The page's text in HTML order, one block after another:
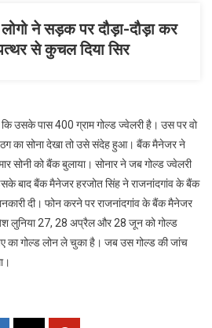
ने सड़क पर दौड़ा-दौड़ा कर
से कुचल दिया सिर
उसके पास 400 ग्राम गोल्ड ज्वेलरी है। उस पर वो
का सोना देखा तो उसे संदेह हुआ। बैंक मैनेजर ने
सोनी को बैंक बुलाया। सोनार ने जब गोल्ड ज्वेलरी
बाद बैंक मैनेजर हरजोत सिंह ने राजनांदगांव के बैंक
दी। फोन करने पर राजनांदगांव के बैंक मैनेजर
लुनिया 27, 28 अप्रैल और 28 जून को गोल्ड
गोल्ड लोन ले चुका है। जब उस गोल्ड की जांच